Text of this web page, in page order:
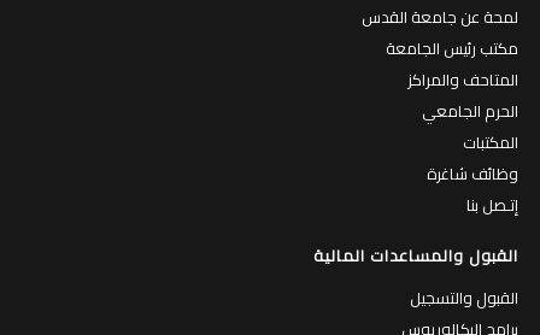
لمحة عن جامعة القدس
مكتب رئيس الجامعة
المتاحف والمراكز
الحرم الجامعي
المكتبات
وظائف شاغرة
إتـصل بنا
القبول والمساعدات المالية
القبول والتسجيل
برامج البكالوريوس